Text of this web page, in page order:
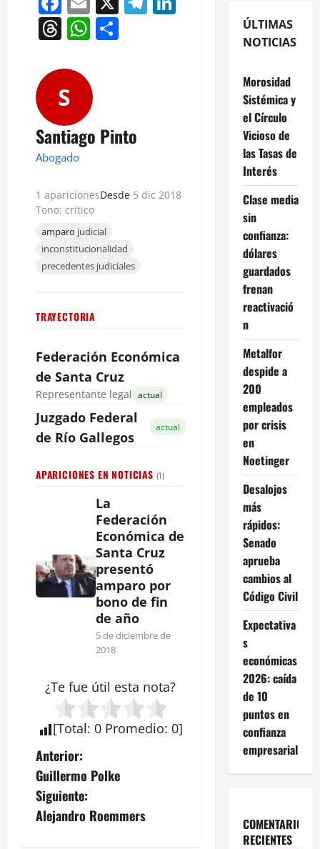
Threads
WhatsApp
S
Santiago Pinto
Abogado
1 aparicionesDesde 5 dic 2018
Tono: crítico
amparo judicial
inconstitucionalidad
precedentes judiciales
TRAYECTORIA
Federación Económica
de Santa Cruz
Representante legal actual
Juzgado Federal
de Río Gallegos
actual
APARICIONES EN NOTICIAS (1)
La
Federación
Económica de
Santa Cruz
presentó
amparo por
bono de fin
de año
5 de diciembre de
2018
¿Te fue útil esta nota?
[Total: 0 Promedio: 0]
N
a
v
Anterior:
Guillermo Polke
Siguiente:
Alejandro Roemmers
ÚLTIMAS
NOTICIAS
Morosidad
Sistémica y
el Círculo
Vicioso de
las Tasas de
Interés
Clase media
sin
confianza:
dólares
guardados
frenan
reactivació
n
Metalfor
despide a
200
empleados
por crisis
en
Noetinger
Desalojos
más
rápidos:
Senado
aprueba
cambios al
Código Civil
Expectativa
s
económicas
2026: caída
de 10
puntos en
confianza
empresarial
COMENTARIOS
RECIENTES